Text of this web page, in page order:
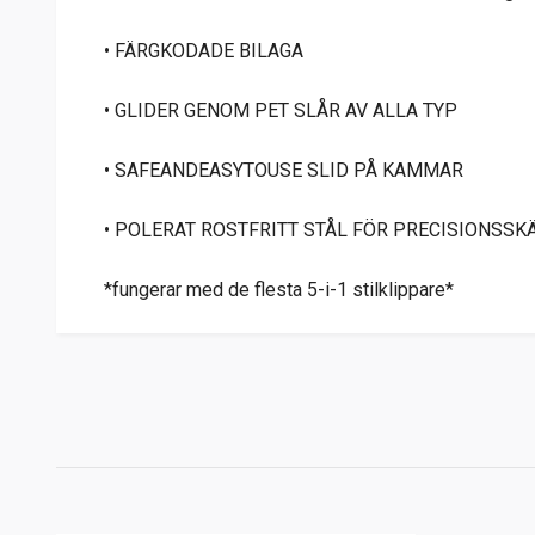
• FÄRGKODADE BILAGA
• GLIDER GENOM PET SLÅR AV ALLA TYP
• SAFEANDEASYTOUSE SLID PÅ KAMMAR
• POLERAT ROSTFRITT STÅL FÖR
*fungerar med de flesta 5-i-1 stilklippare*